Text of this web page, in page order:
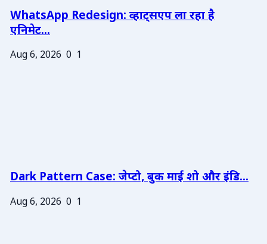
WhatsApp Redesign: व्हाट्सएप ला रहा है
एनिमेट...
Aug 6, 2026 0 1
Dark Pattern Case: जेप्टो, बुक माई शो और इंडि...
Aug 6, 2026 0 1